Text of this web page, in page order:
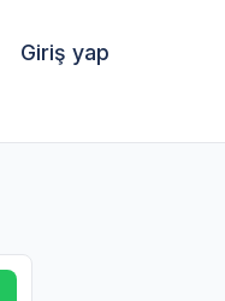
Giriş yap